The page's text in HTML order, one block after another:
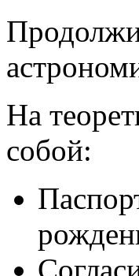
На
собой: